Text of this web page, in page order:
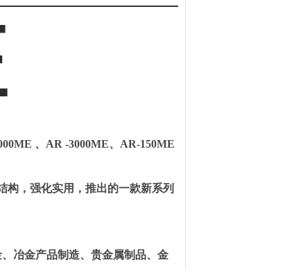
、 AR -3000ME、 AR-150ME
构，强化实用，推出的一款新系列
冶金产品制造、贵金属制品、金